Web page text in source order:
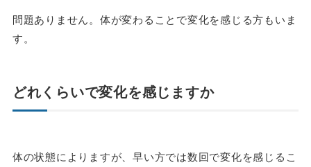
問題ありません。体が変わることで変化を感じる方もいま
す。
どれくらいで変化を感じますか
体の状態によりますが、早い方では数回で変化を感じるこ